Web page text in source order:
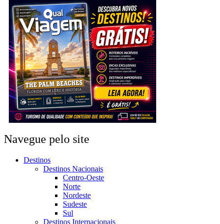
Navegue pelo site
Destinos
Destinos Nacionais
Centro-Oeste
Norte
Nordeste
Sudeste
Sul
Destinos Internacionais